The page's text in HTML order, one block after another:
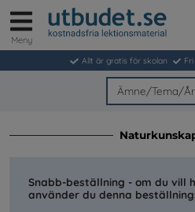
Meny
Allt är gratis för skolan
Ämne/Tema/
Snabb-beställning - om du vill
använder du denna